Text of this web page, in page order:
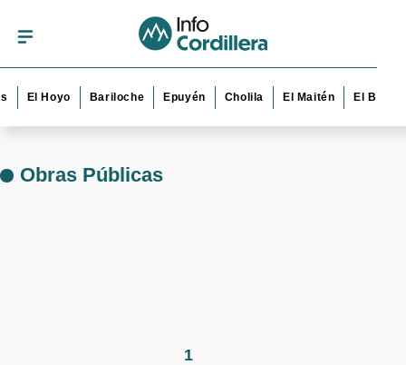
El Hoyo Bariloche Epuyén Cholila El Maitén El Bolsón
Obras Públicas
1